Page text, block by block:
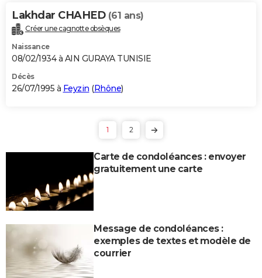
Lakhdar CHAHED (61 ans)
Créer une cagnotte obsèques
Naissance
08/02/1934 à AIN GURAYA TUNISIE
Décès
26/07/1995 à Feyzin (Rhône)
1 2
Carte de condoléances : envoyer
gratuitement une carte
Message de condoléances :
exemples de textes et modèle de
courrier